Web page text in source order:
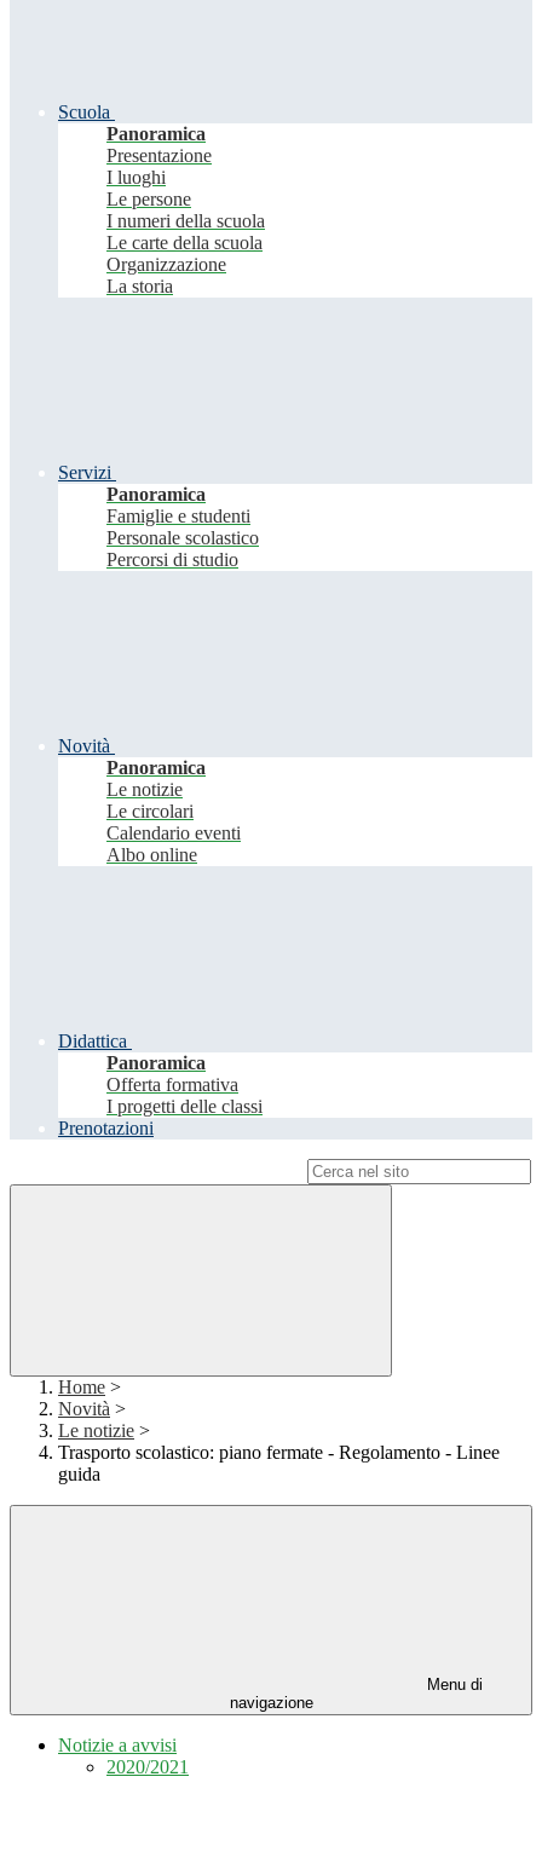
Scuola
Panoramica
Presentazione
I luoghi
Le persone
I numeri della scuola
Le carte della scuola
Organizzazione
La storia
Servizi
Panoramica
Famiglie e studenti
Personale scolastico
Percorsi di studio
Novità
Panoramica
Le notizie
Le circolari
Calendario eventi
Albo online
Didattica
Panoramica
Offerta formativa
I progetti delle classi
Prenotazioni
Home >
Novità >
Le notizie >
Trasporto scolastico: piano fermate - Regolamento - Linee
guida
Menu di
navigazione
Notizie a avvisi
2020/2021